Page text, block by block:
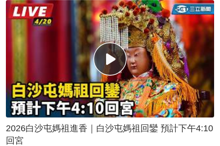
2026白沙屯媽祖進香｜白沙屯媽祖回鑾 預計下午4:10
回宮